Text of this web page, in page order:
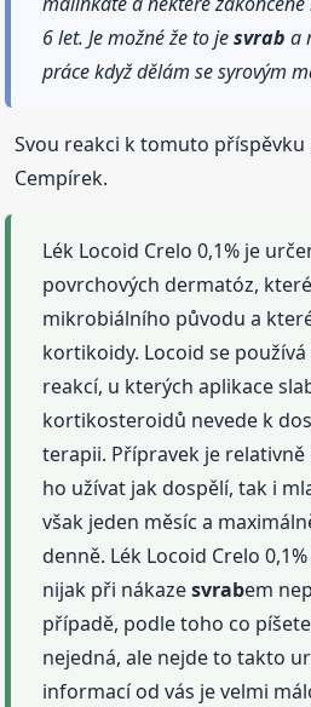
6 let. Je možné že to jesvrab a
práce když dělám se syrovým
Svou reakci k tomuto
Cempírek.
Lék Locoid Crelo 0,1% je
povrchových dermatóz,
mikrobiálního původu a
kortikoidy. Locoid se
reakcí, u kterých aplikace
kortikosteroidů nevede k
terapii. Přípravek je
ho užívat jak dospělí, tak i
však jeden měsíc a
denně. Lék Locoid Crelo
nijak při nákazesvrabem
případě, podle toho co
nejedná, ale nejde to takto
informací od vás je velmi